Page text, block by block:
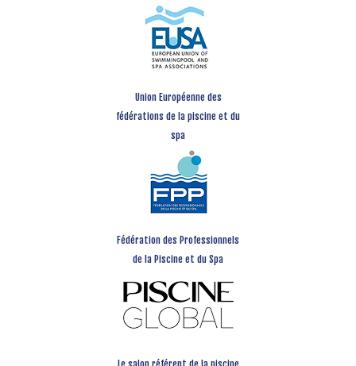
Union Européenne des
fédérations de la piscine et du
spa
Fédération des Professionnels
de la Piscine et du Spa